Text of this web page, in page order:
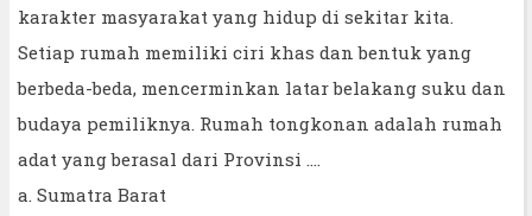
karakter masyarakat yang hidup di sekitar kita.
Setiap rumah memiliki ciri khas dan bentuk yang
berbeda-beda, mencerminkan latar belakang suku dan
budaya pemiliknya. Rumah tongkonan adalah rumah
adat yang berasal dari Provinsi ....
a. Sumatra Barat